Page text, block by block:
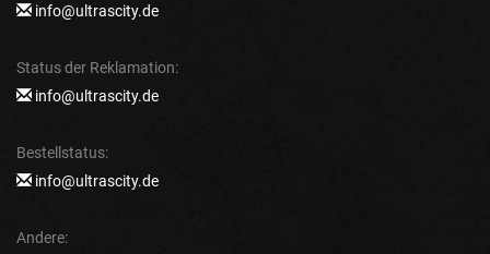
info@ultrascity.de
Status der Reklamation:
info@ultrascity.de
Bestellstatus:
info@ultrascity.de
Andere: